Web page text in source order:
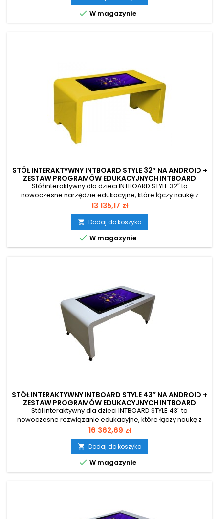
konferencyjnych oraz nowoczesnych przestrzeniach
edukacyjnych.
 W magazynie
STÓŁ INTERAKTYWNY INTBOARD STYLE 32″ NA ANDROID +
ZESTAW PROGRAMÓW EDUKACYJNYCH INTBOARD
BRAINY
Stół interaktywny dla dzieci INTBOARD STYLE 32″ to
nowoczesne narzędzie edukacyjne, które łączy naukę z
angażującą zabawą. Dzięki 32-calowemu ekranowi
dotykowemu umożliwia jednoczesną pracę nawet 6 dzieci,
wspierając rozwój współpracy i umiejętności społecznych.
Urządzenie wyróżnia się atrakcyjnym designem i jasną
kolorystyką, która przyciąga uwagę...
Cena
13 135,17 zł
 Dodaj do koszyka
 W magazynie
STÓŁ INTERAKTYWNY INTBOARD STYLE 43″ NA ANDROID +
ZESTAW PROGRAMÓW EDUKACYJNYCH INTBOARD
BRAINY
Stół interaktywny dla dzieci INTBOARD STYLE 43″ to
nowoczesne rozwiązanie edukacyjne, które łączy naukę z
atrakcyjną formą zabawy. Duży, 43-calowy ekran dotykowy
zapewnia wygodną przestrzeń do pracy, umożliwiając
jednoczesne korzystanie nawet kilku dzieciom. Urządzenie
wyróżnia się jasną, przyjazną kolorystyką oraz konstrukcją
wykonaną z materiałów...
Cena
16 362,69 zł
 Dodaj do koszyka
 W magazynie